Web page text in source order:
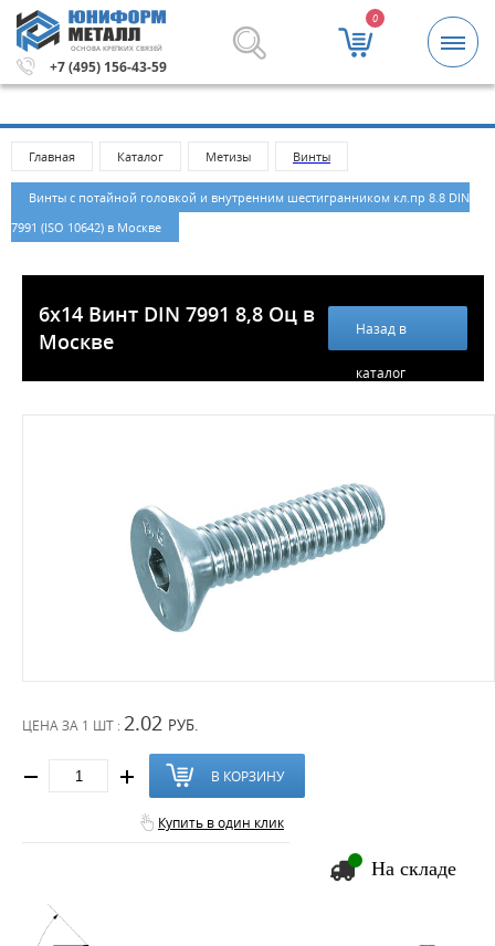
ОСНОВА КРЕПКИХ СВЯЗЕЙ
+7 (495) 156-43-59
0
Метизы и крепежные изделия оптом.
Главная Каталог Метизы Винты
Винты с потайной головкой и внутренним шестигранником кл.пр 8.8 DIN
7991 (ISO 10642) в Москве
6х14 Винт DIN 7991 8,8 Оц в
Москве
Назад в
каталог
ЦЕНА ЗА 1 ШТ : 2.02 РУБ.
В КОРЗИНУ
Купить в один клик
На складе